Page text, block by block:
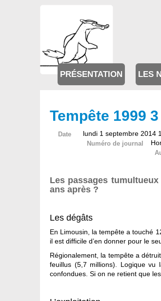
PRÉSENTATION LES
Tempête 1999
Date lundi 1 septembre 2014
Numéro de journal
Les passages
ans après ?
Les dégâts
En Limousin, la tempête a touché
il est difficile d’en donner pour le
Régionalement, la tempête a
feuillus (5,7 millions). Logique
confondues. Si on ne retient que